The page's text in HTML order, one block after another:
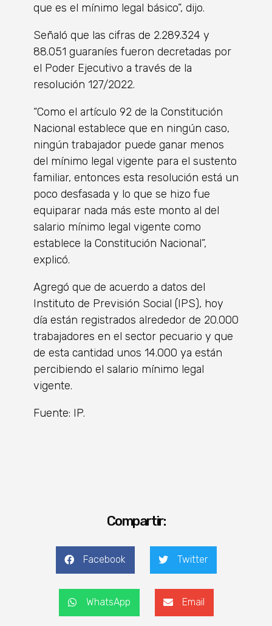
que es el mínimo legal básico”, dijo.
Señaló que las cifras de 2.289.324 y
88.051 guaraníes fueron decretadas por
el Poder Ejecutivo a través de la
resolución 127/2022.
“Como el artículo 92 de la Constitución
Nacional establece que en ningún caso,
ningún trabajador puede ganar menos
del mínimo legal vigente para el sustento
familiar, entonces esta resolución está un
poco desfasada y lo que se hizo fue
equiparar nada más este monto al del
salario mínimo legal vigente como
establece la Constitución Nacional”,
explicó.
Agregó que de acuerdo a datos del
Instituto de Previsión Social (IPS), hoy
día están registrados alrededor de 20.000
trabajadores en el sector pecuario y que
de esta cantidad unos 14.000 ya están
percibiendo el salario mínimo legal
vigente.
Fuente: IP.
Compartir:
Facebook Twitter
WhatsApp Email